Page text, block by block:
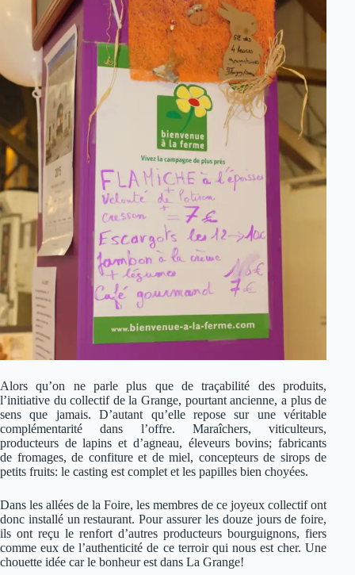
Alors qu’on ne parle plus que de traçabilité des produits,
l’initiative du collectif de la Grange, pourtant ancienne, a plus de
sens que jamais. D’autant qu’elle repose sur une véritable
complémentarité dans l’offre. Maraîchers, viticulteurs,
producteurs de lapins et d’agneau, éleveurs bovins; fabricants
de fromages, de confiture et de miel, concepteurs de sirops de
petits fruits: le casting est complet et les papilles bien choyées.
Dans les allées de la Foire, les membres de ce joyeux collectif ont
donc installé un restaurant. Pour assurer les douze jours de foire,
ils ont reçu le renfort d’autres producteurs bourguignons, fiers
comme eux de l’authenticité de ce terroir qui nous est cher. Une
chouette idée car le bonheur est dans La Grange!